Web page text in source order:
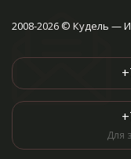
2008-2026 © Кудель —
Для